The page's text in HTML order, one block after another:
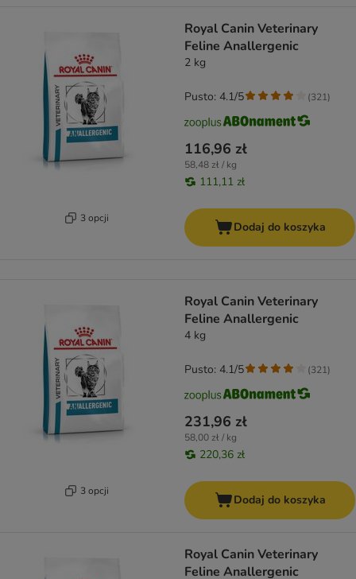
3 opcji
Royal Canin Veterinary
Feline Anallergenic
2 kg
116,96 zł
58,48 zł / kg
111,11 zł
Pusto: 4.1/5 (321)
Dodaj do koszyka
3 opcji
Royal Canin Veterinary
Feline Anallergenic
4 kg
231,96 zł
58,00 zł / kg
220,36 zł
Pusto: 4.1/5 (321)
Dodaj do koszyka
Royal Canin Veterinary
Feline Anallergenic